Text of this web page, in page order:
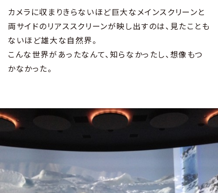
カメラに収まりきらないほど巨大なメインスクリーンと
両サイドのリアススクリーンが映し出すのは、見たことも
ないほど雄大な自然界。
こんな世界があったなんて、知らなかったし、想像もつ
かなかった。